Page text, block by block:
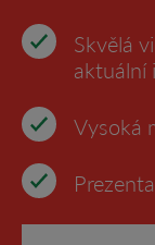
Skvělá
aktuální
Vysoká